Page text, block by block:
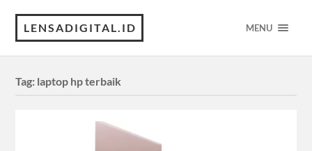
LENSADIGITAL.ID MENU
Tag: laptop hp terbaik